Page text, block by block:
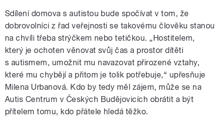
Sdílení domova s autistou bude spočívat v tom, že
dobrovolníci z řad veřejnosti se takovému člověku stanou
na chvíli třeba strýčkem nebo tetičkou. „Hostitelem,
který je ochoten věnovat svůj čas a prostor dítěti
s autismem, umožnit mu navazovat přirozené vztahy,
které mu chybějí a přitom je tolik potřebuje,“ upřesňuje
Milena Urbanová. Kdo by tedy měl zájem, může se na
Autis Centrum v Českých Budějovicích obrátit a být
přítelem tomu, kdo přátele hledá těžko.